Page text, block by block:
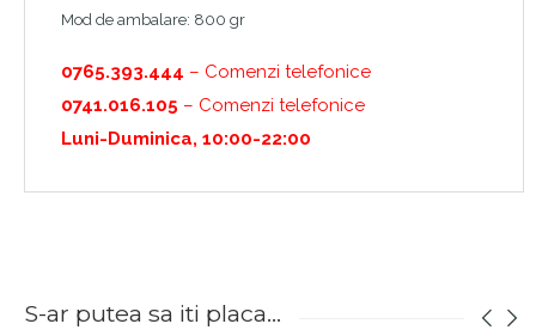
Mod de ambalare: 800 gr
0765.393.444 – Comenzi telefonice
0741.016.105 – Comenzi telefonice
Luni-Duminica, 10:00-22:00
S-ar putea sa iti placa...